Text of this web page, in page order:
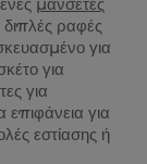
ραφές
για
για
για
επιφάνεια για
εστίασης ή